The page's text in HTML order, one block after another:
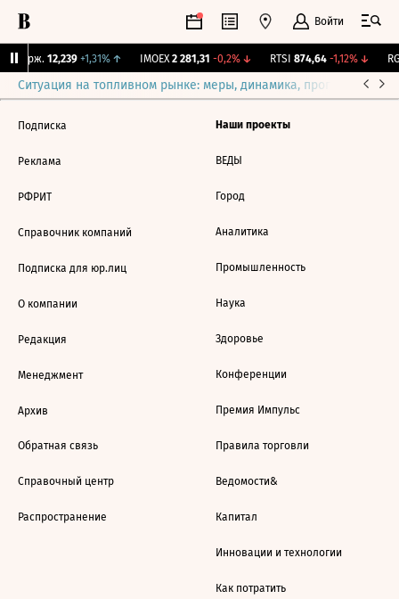
Войти
Бирж. 12,239 +1,31%↑ IMOEX 2 281,31 -0,2%↓ RTSI 874,64 -1,12%↓
Ситуация на топливном рынке: меры, динамика, прогнозы
Подписка
Реклама
РФРИТ
Справочник компаний
Подписка для юр.лиц
О компании
Редакция
Менеджмент
Архив
Обратная связь
Справочный центр
Распространение
Наши проекты
ВЕДЫ
Город
Аналитика
Промышленность
Наука
Здоровье
Конференции
Премия Импульс
Правила торговли
Ведомости&
Капитал
Инновации и технологии
Как потратить